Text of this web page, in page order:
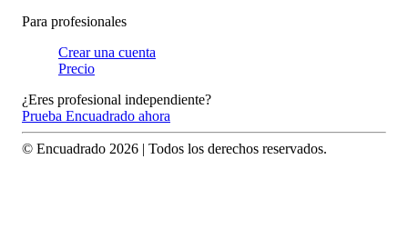
Para profesionales
Crear una cuenta
Precio
¿Eres profesional independiente?
Prueba Encuadrado ahora
© Encuadrado 2026 | Todos los derechos reservados.